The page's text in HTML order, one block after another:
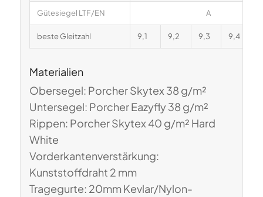
Gütesiegel LTF/EN A
beste Gleitzahl 9,1 9,2 9,3 9,4
Materialien
Obersegel: Porcher Skytex 38 g/m²
Untersegel: Porcher Eazyfly 38 g/m²
Rippen: Porcher Skytex 40 g/m² Hard
White
Vorderkantenverstärkung:
Kunststoffdraht 2 mm
Tragegurte: 20mm Kevlar/Nylon-